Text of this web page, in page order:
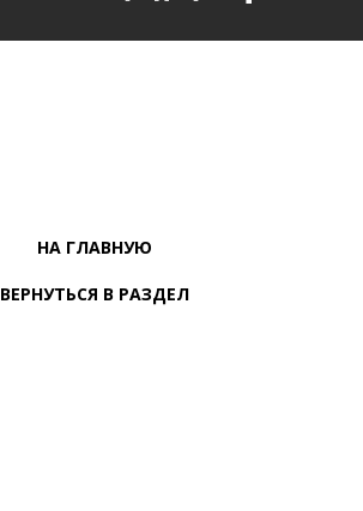
НА ГЛАВНУЮ
ВЕРНУТЬСЯ В РАЗДЕЛ